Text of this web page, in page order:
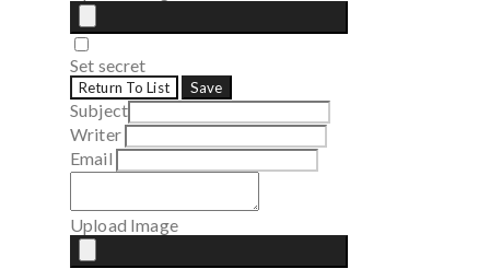
Set secret
Return To List Save
Subject
Writer
Email
Upload Image